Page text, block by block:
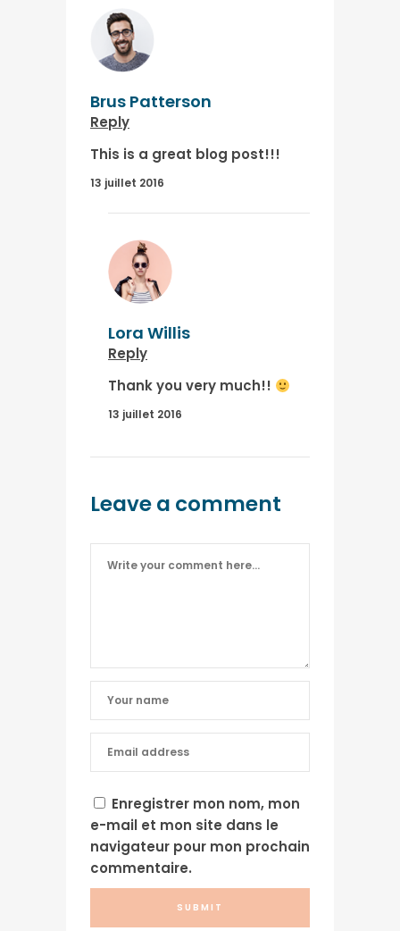
Brus Patterson
Reply
This is a great blog post!!!
13 juillet 2016
Lora Willis
Reply
Thank you very much!!
13 juillet 2016
Leave a comment
Enregistrer mon nom, mon
e-mail et mon site dans le
navigateur pour mon prochain
commentaire.